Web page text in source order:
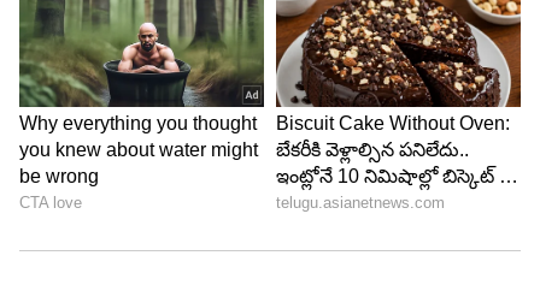
ABOUT THE AUTHOR